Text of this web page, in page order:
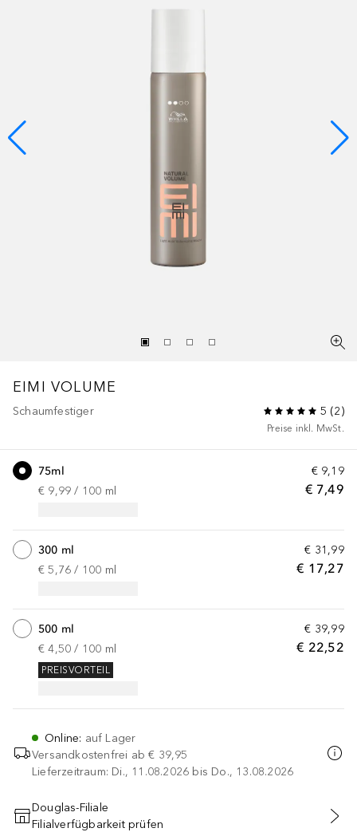
EIMI VOLUME
Schaumfestiger 5 (2)
Preise inkl. MwSt.
€ 9,19
€ 7,49
75ml
€ 9,99 / 100 ml
€ 31,99
€ 17,27
300 ml
€ 5,76 / 100 ml
€ 39,99
€ 22,52
500 ml
€ 4,50 / 100 ml
PREISVORTEIL
Online: auf Lager
Versandkostenfrei ab € 39,95
Lieferzeitraum: Di., 11.08.2026 bis Do., 13.08.2026
IN DEN WARENKORB
Douglas-Filiale
Filialverfügbarkeit prüfen